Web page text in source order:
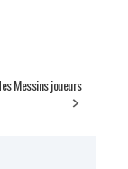
Messins joueurs